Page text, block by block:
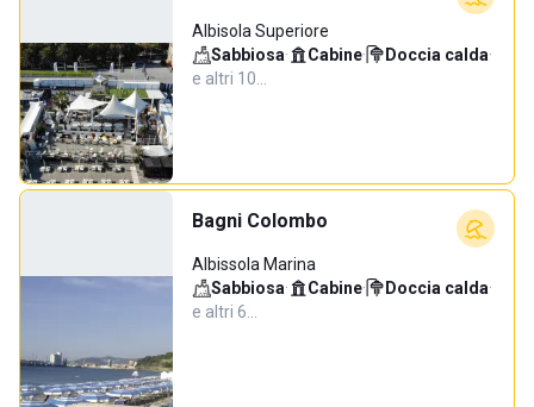
Albisola Superiore
Sabbiosa· Cabine· Doccia calda·
e altri 10…
Bagni Colombo
Albissola Marina
Sabbiosa· Cabine· Doccia calda·
e altri 6…